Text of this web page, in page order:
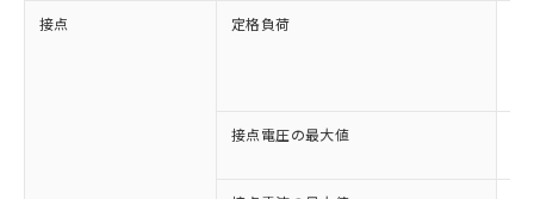
接点 定格負荷
接点電圧の最大値